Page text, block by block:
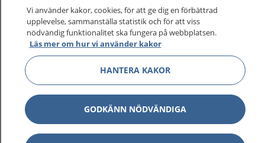
Vi använder kakor, cookies, för att ge dig en förbättrad
upplevelse, sammanställa statistik och för att viss
nödvändig funktionalitet ska fungera på webbplatsen.
Läs mer om hur vi använder kakor
HANTERA KAKOR
GODKÄNN NÖDVÄNDIGA